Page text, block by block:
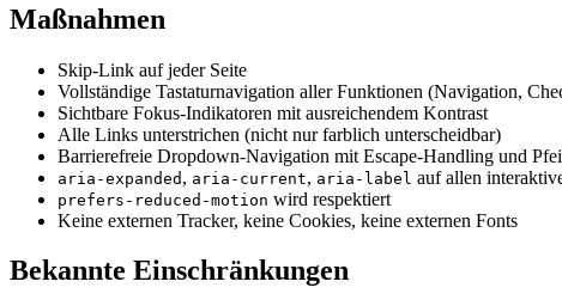
Maßnahmen
Skip-Link auf jeder Seite
Vollständige Tastaturnavigation aller Funktionen (Navigation,
Sichtbare Fokus-Indikatoren mit ausreichendem Kontrast
Alle Links unterstrichen (nicht nur farblich unterscheidbar)
Barrierefreie Dropdown-Navigation mit Escape-Handling und
aria-expanded , aria-current, aria-label auf allen
prefers-reduced-motion wird respektiert
Keine externen Tracker, keine Cookies, keine externen Fonts
Bekannte Einschränkungen